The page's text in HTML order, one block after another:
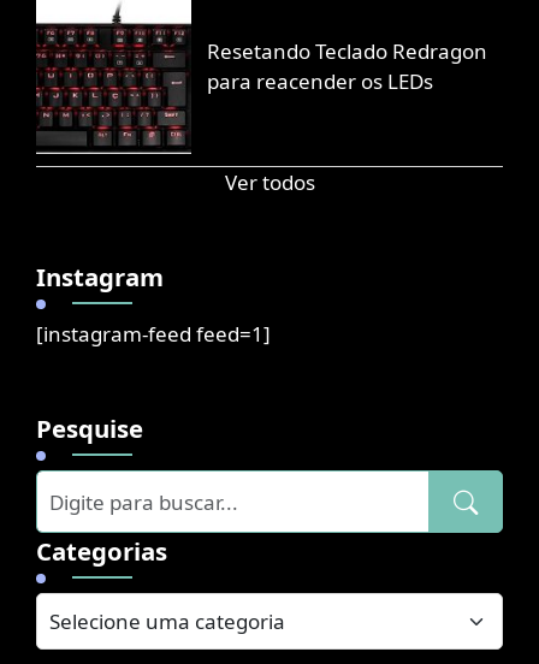
Resetando Teclado Redragon
para reacender os LEDs
Ver todos
Instagram
[instagram-feed feed=1]
Pesquise
Categorias